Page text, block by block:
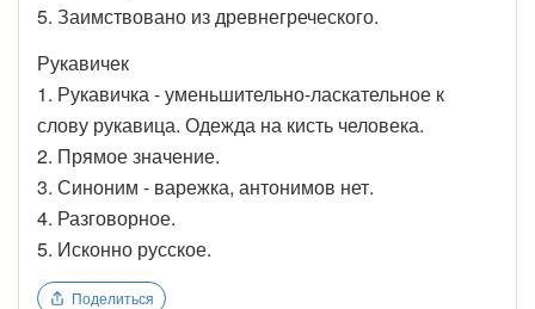
5. Заимствовано из древнегреческого.
Рукавичек
1. Рукавичка - уменьшительно-ласкательное к
слову рукавица. Одежда на кисть человека.
2. Прямое значение.
3. Синоним - варежка, антонимов нет.
4. Разговорное.
5. Исконно русское.
Поделиться